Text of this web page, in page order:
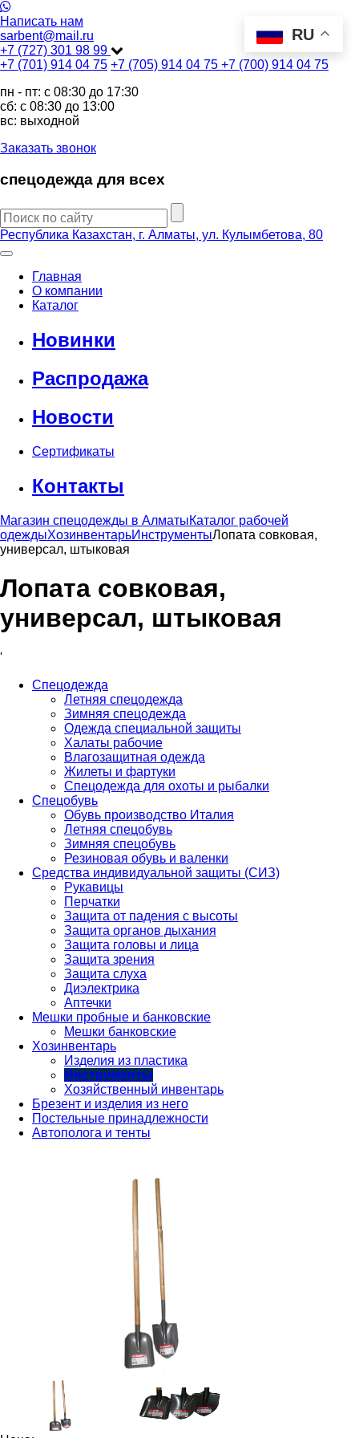
Написать нам
sarbent@mail.ru
+7 (727) 301 98 99
+7 (701) 914 04 75 +7 (705) 914 04 75 +7 (700) 914 04 75
пн - пт: c 08:30 до 17:30
сб: c 08:30 до 13:00
вс: выходной
Заказать звонок
спецодежда для всех
Республика Казахстан, г. Алматы, ул. Кулымбетова, 80
Главная
О компании
Каталог
Новинки
Распродажа
Новости
Сертификаты
Контакты
Магазин спецодежды в АлматыКаталог рабочей
одеждыХозинвентарьИнструментыЛопата совковая,
универсал, штыковая
Лопата совковая,
универсал, штыковая
'
Спецодежда
Летняя спецодежда
Зимняя спецодежда
Одежда специальной защиты
Халаты рабочие
Влагозащитная одежда
Жилеты и фартуки
Спецодежда для охоты и рыбалки
Спецобувь
Обувь производство Италия
Летняя спецобувь
Зимняя спецобувь
Резиновая обувь и валенки
Средства индивидуальной защиты (СИЗ)
Рукавицы
Перчатки
Защита от падения с высоты
Защита органов дыхания
Защита головы и лица
Защита зрения
Защита слуха
Диэлектрика
Аптечки
Мешки пробные и банковские
Мешки банковские
Хозинвентарь
Изделия из пластика
Инструменты
Хозяйственный инвентарь
Брезент и изделия из него
Постельные принадлежности
Автополога и тенты
RU